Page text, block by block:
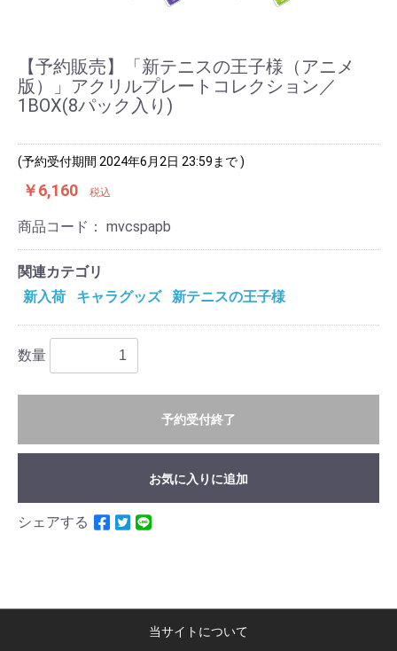
【予約販売】「新テニスの王子様（アニメ
版）」アクリルプレートコレクション／
1BOX(8パック入り)
(予約受付期間 2024年6月2日 23:59まで )
￥6,160 税込
商品コード： mvcspapb
関連カテゴリ
新入荷
キャラグッズ 新テニスの王子様
数量
予約受付終了
お気に入りに追加
シェアする
当サイトについて